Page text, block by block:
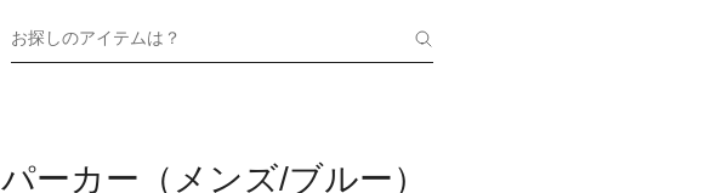
お探しのアイテムは？
パーカー（メンズ/ブルー）